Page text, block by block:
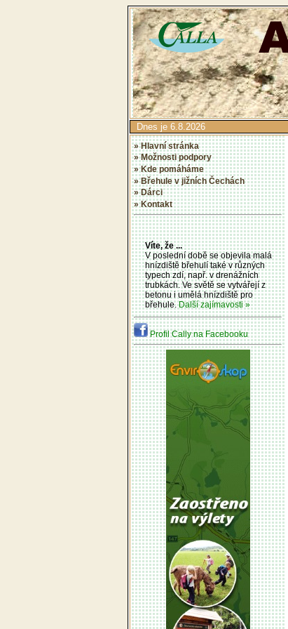
Dnes je 6.8.2026
» Hlavní stránka
» Možnosti podpory
» Kde pomáháme
» Břehule v jižních Čechách
» Dárci
» Kontakt
Víte, že ...
V poslední době se objevila malá
hnízdiště břehulí také v různých
typech zdí, např. v drenážních
trubkách. Ve světě se vytvářejí z
betonu i umělá hnízdiště pro
břehule.Další zajímavosti »
Profil Cally na Facebooku